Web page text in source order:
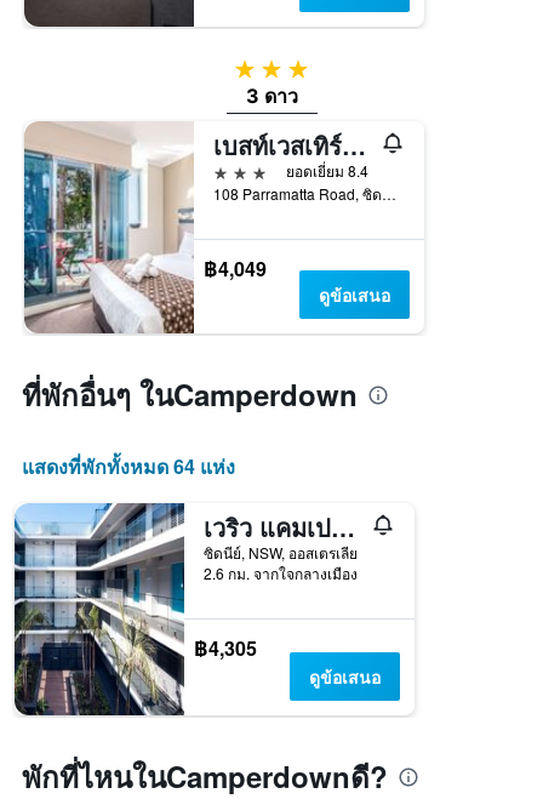
3 ดาว
3 ดาว
เบสท์เวสเทิร์น พลัส แคมเปอร์ดาวน์ สวีทส์
3 ดาว
ยอดเยี่ยม 8.4
108 Parramatta Road, ซิดนีย์, NSW, ออสเตรเลีย
฿4,049
ดูข้อเสนอ
ที่พักอื่นๆ ในCamperdown
แสดงที่พักทั้งหมด 64 แห่ง
เวริว แคมเปอร์ดาวน์
ซิดนีย์, NSW, ออสเตรเลีย
2.6 กม. จากใจกลางเมือง
฿4,305
ดูข้อเสนอ
พักที่ไหนในCamperdownดี?